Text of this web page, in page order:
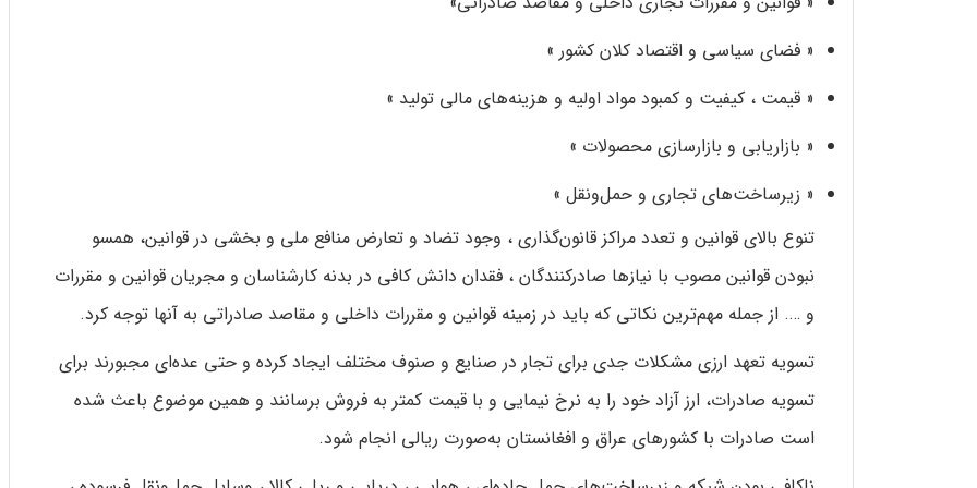
« فضای سیاسی و اقتصاد کلان کشور »
« قیمت ، کیفیت و کمبود مواد اولیه و هزینه‌های مالی تولید »
« بازاریابی و بازارسازی محصولات »
« زیرساخت‌های تجاری و حمل‌و‌نقل »
تنوع بالای قوانین و تعدد مراکز قانون‌گذاری ، وجود تضاد و تعارض منافع ملی و بخشی در قوانین، همسو
نبودن قوانین مصوب با نیازها صادرکنندگان ، فقدان دانش کافی در بدنه کارشناسان و مجریان قوانین و مقررات
و …. از جمله مهم‌ترین نکاتی که باید در زمینه قوانین و مقررات داخلی و مقاصد صادراتی به آنها توجه کرد.
تسویه تعهد ارزی مشکلات جدی برای تجار در صنایع و صنوف مختلف ایجاد کرده و حتی عده‌ای مجبورند برای
تسویه صادرات، ارز آزاد خود را به نرخ نیمایی و با قیمت کمتر به فروش برسانند و همین موضوع باعث شده
است صادرات با کشورهای عراق و افغانستان به‌صورت ریالی انجام شود.